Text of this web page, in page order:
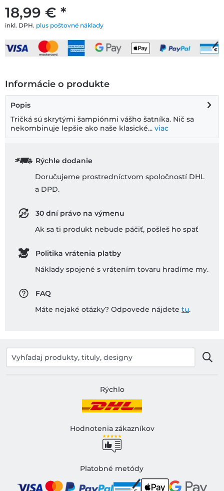
18,99 € *
inkl. DPH. plus poštovné náklady
Informácie o produkte
Popis
Tričká sú skrytými šampiónmi vášho šatníka. Nič sa
nekombinuje lepšie ako naše klasické... viac
Rýchle dodanie
Doručujeme prostredníctvom spoločností DHL
a DPD.
30 dní právo na výmenu
Ak sa ti produkt nebude páčiť, pošleš ho späť
Politika vrátenia platby
Náklady spojené s vrátením tovaru hradíme my.
FAQ
Máte nejaké otázky? Odpovede nájdete tu.
Rýchlo
Hodnotenia zákazníkov
Platobné metódy